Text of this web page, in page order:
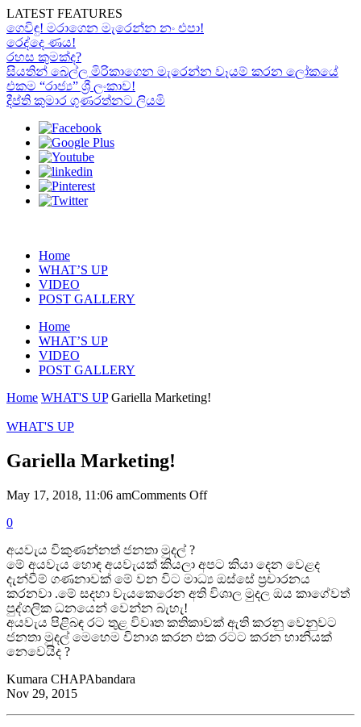
LATEST FEATURES
ගෙවිඳු! මරාගෙන මැරෙන්න නං එපා!
රෙද්දෙ ණය!
රහස කුමක්ද?
සියතින් බෙල්ල මිරිකාගෙන මැරෙන්න වෑයම් කරන ලෝකයේ
එකම “රාජ්‍ය” ශ්‍රී ලංකාව!
දීප්ති කුමාර ගුණරත්නට ලියමි
Home
WHAT’S UP
VIDEO
POST GALLERY
Home
WHAT’S UP
VIDEO
POST GALLERY
Home WHAT'S UP Gariella Marketing!
WHAT'S UP
Gariella Marketing!
May 17, 2018, 11:06 amComments Offon
0
අයවැය විකුණන්නත් ජනතා මුදල් ?
මේ අයවැය හොඳ අයවැයක් කියලා අපට කියා දෙන වෙළද
දැන්වීම් ගණනාවක් මේ වන විට මාධ්‍ය ඔස්සේ ප්‍රචාරනය
කරනවා .මේ සදහා වැයකෙරෙන අති විශාල මුදල ඔය කාගේවත්
පුද්ගලික ධනයෙන් වෙන්න බැහැ!
අයවැය පිළිබඳ රට තුළ විවෘත කතිකාවක් ඇති කරනු වෙනුවට
ජනතා මුදල් මෙහෙම විනාශ කරන එක රටට කරන හානියක්
නෙවෙයිද ?
Kumara CHAPAbandara
Nov 29, 2015